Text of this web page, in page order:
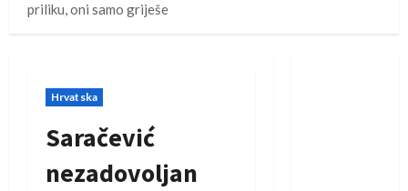
priliku, oni samo griješe
Hrvatska
Saračević
nezadovoljan